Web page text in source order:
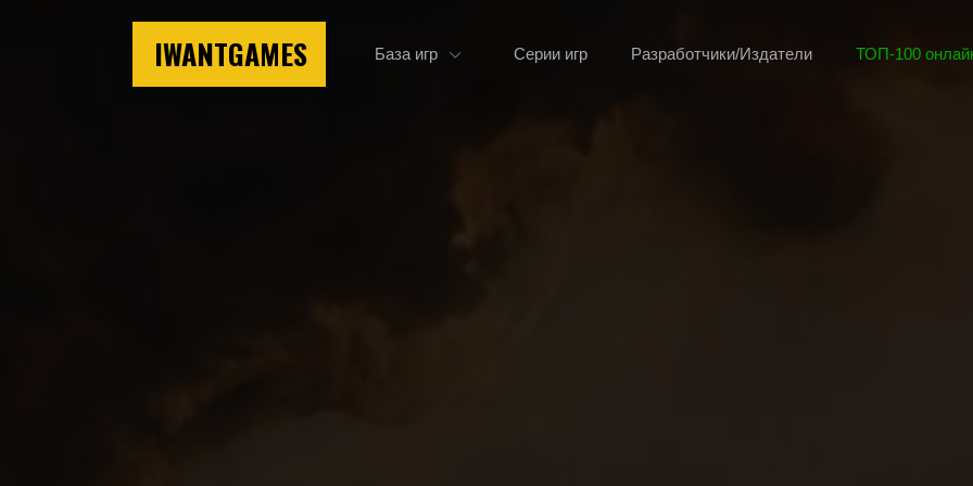
IWANTGAMES База игр Серии игр Разработчики/Издатели ТОП-100